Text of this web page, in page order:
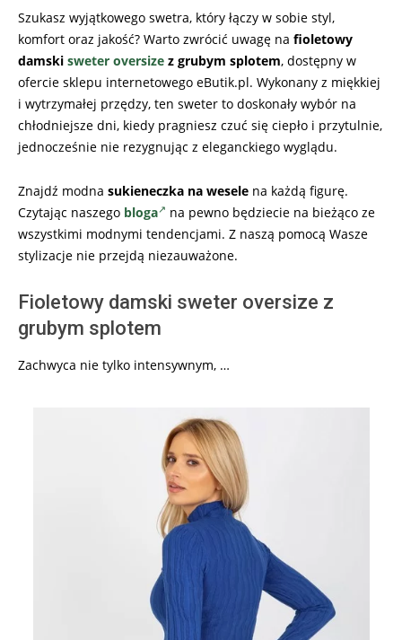
Szukasz wyjątkowego swetra, który łączy w sobie styl,
komfort oraz jakość? Warto zwrócić uwagę na fioletowy
damski sweter oversize z grubym splotem, dostępny w
ofercie sklepu internetowego eButik.pl. Wykonany z miękkiej
i wytrzymałej przędzy, ten sweter to doskonały wybór na
chłodniejsze dni, kiedy pragniesz czuć się ciepło i przytulnie,
jednocześnie nie rezygnując z eleganckiego wyglądu.
Znajdź modna sukieneczka na wesele na każdą figurę.
Czytając naszego bloga
na pewno będziecie na bieżąco ze
wszystkimi modnymi tendencjami. Z naszą pomocą Wasze
stylizacje nie przejdą niezauważone.
Fioletowy damski sweter oversize z
grubym splotem
Zachwyca nie tylko intensywnym, …